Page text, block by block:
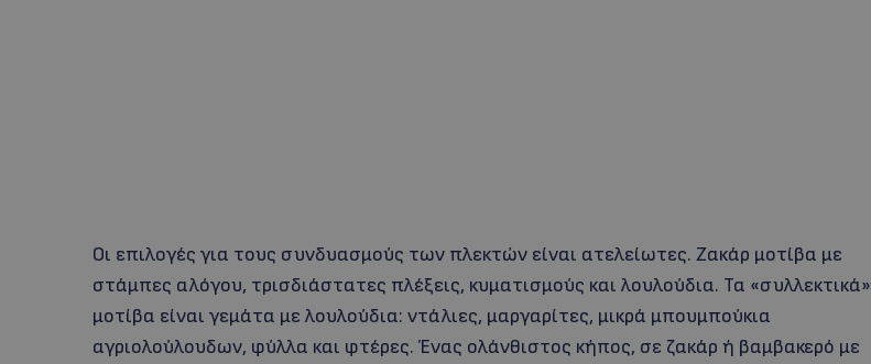
Οι επιλογές για τους συνδυασμούς των πλεκτών είναι ατελείωτες. Ζακάρ μοτίβα με
στάμπες αλόγου, τρισδιάστατες πλέξεις, κυματισμούς και λουλούδια. Τα «συλλεκτικά»
μοτίβα είναι γεμάτα με λουλούδια: ντάλιες, μαργαρίτες, μικρά μπουμπούκια
αγριολούλουδων, φύλλα και φτέρες. Ένας ολάνθιστος κήπος, σε ζακάρ ή βαμβακερό με